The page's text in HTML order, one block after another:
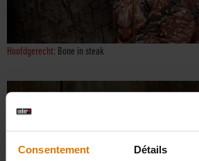
Consentement Détails
5.Hoofdgerecht